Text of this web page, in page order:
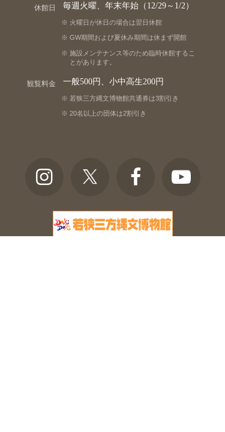
休館日 毎週火曜、年末年始（12/29～1/2）
火曜日が休日の場合は翌日休館
GW期間および夏休み期間は休まず開館
施設メンテナンス等のため臨時休館するこ
とがあります。
観覧料金 一般500円、小中高生200円
若狭三方縄文博物館共通券は3割引き
20名以上の団体は2割引き